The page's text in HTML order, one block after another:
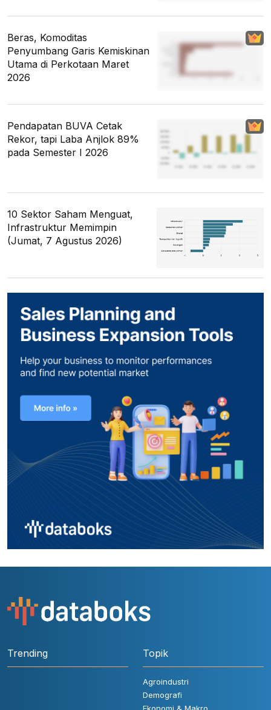
Beras, Komoditas
Penyumbang Garis Kemiskinan
Utama di Perkotaan Maret
2026
Pendapatan BUVA Cetak
Rekor, tapi Laba Anjlok 89%
pada Semester I 2026
10 Sektor Saham Menguat,
Infrastruktur Memimpin
(Jumat, 7 Agustus 2026)
Trending Topik
Agroindustri
Demografi